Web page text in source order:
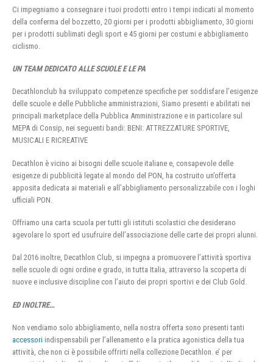
Ci impegniamo a consegnare i tuoi prodotti entro i tempi indicati al momento
della conferma del bozzetto, 20 giorni per i prodotti abbigliamento, 30 giorni
per i prodotti sublimati degli sport e 45 giorni per costumi e abbigliamento
ciclismo.
UN TEAM DEDICATO ALLE SCUOLE E LE PA
Decathlonclub ha sviluppato competenze specifiche per soddisfare l’esigenze
delle scuole e delle Pubbliche amministrazioni, Siamo presenti e abilitati nei
principali marketplace della Pubblica Amministrazione e in particolare sul
MEPA di Consip, nei seguenti bandi: BENI: ATTREZZATURE SPORTIVE,
MUSICALI E RICREATIVE
Decathlon è vicino ai bisogni delle scuole italiane e, consapevole delle
esigenze di pubblicità legate al mondo del PON, ha costruito un’offerta
apposita dedicata ai materiali e all’abbigliamento personalizzabile con i loghi
ufficiali PON.
Offriamo una carta scuola per tutti gli istituti scolastici che desiderano
agevolare lo sport ed usufruire dell’associazione delle carte dei propri alunni.
Dal 2016 inoltre, Decathlon Club, si impegna a promuovere l’attività sportiva
nelle scuole di ogni ordine e grado, in tutta Italia, attraverso la scoperta di
nuove e inclusive discipline con l’aiuto dei propri sportivi e dei Club Gold.
ED INOLTRE…
Non vendiamo solo abbigliamento, nella nostra offerta sono presenti tanti
accessori indispensabili per l’allenamento e la pratica agonistica della tua
attività, che non ci è possibile offrirti nella collezione Decathlon. e’ per